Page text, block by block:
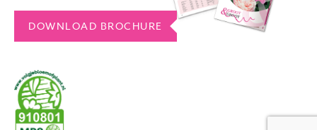
DOWNLOAD BROCHURE